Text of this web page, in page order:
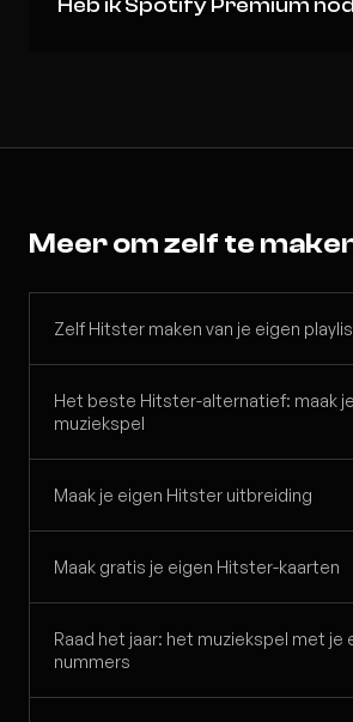
Heb ik Spotify Premium
Meer om zelf te
Zelf Hitster maken van je eigen
Het beste Hitster-alternatief: maak
muziekspel
Maak je eigen Hitster uitbreiding
Maak gratis je eigen Hitster-kaarten
Raad het jaar: het muziekspel met je
nummers